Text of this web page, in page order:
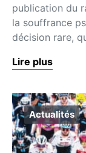
publication du
la souffrance
décision rare,
Lire plus
Actualités